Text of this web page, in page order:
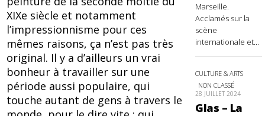
XIXe siècle et notamment
l’impressionnisme pour ces
mêmes raisons, ça n’est pas très
original. Il y a d’ailleurs un vrai
bonheur à travailler sur une
période aussi populaire, qui
touche autant de gens à travers le
Marseille.
Acclamés sur la
scène
internationale et...
CULTURE & ARTS
NON CLASSÉ
28 JUILLET 2024
Glas – La